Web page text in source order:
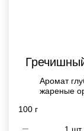
Аромат
жареные
100 г